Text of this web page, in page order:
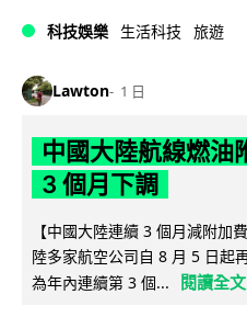
科技娛樂 生活科技 旅遊
Lawton 1 日
中國大陸航線燃油
3 個月下調
【中國大陸連續 3 個月減附加
陸多家航空公司自 8 月 5 日起
為年內連續第 3 個...
閱讀全文